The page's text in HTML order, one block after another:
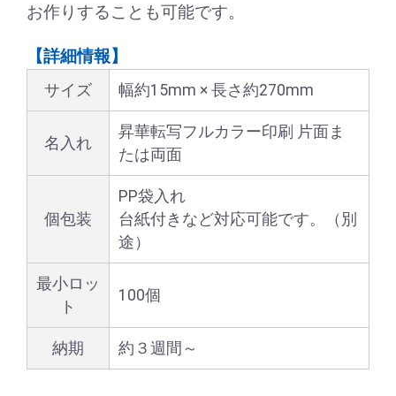
お作りすることも可能です。
【詳細情報】
サイズ 幅約15mm × 長さ約270mm
名入れ
昇華転写フルカラー印刷 片面ま
たは両面
個包装
PP袋入れ
台紙付きなど対応可能です。（別
途）
最小ロッ
ト
100個
納期 約３週間～